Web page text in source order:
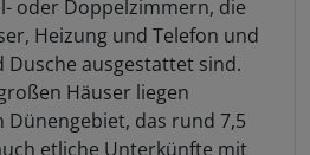
oder Doppelzimmern, die
Heizung und Telefon und
Dusche ausgestattet sind.
Häuser liegen
das rund 7,5
etliche Unterkünfte mit